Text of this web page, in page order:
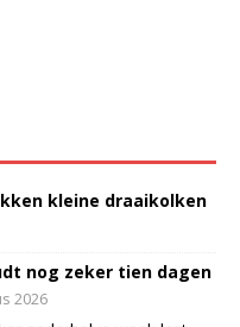
kleine draaikolken
nog zeker tien dagen
2026